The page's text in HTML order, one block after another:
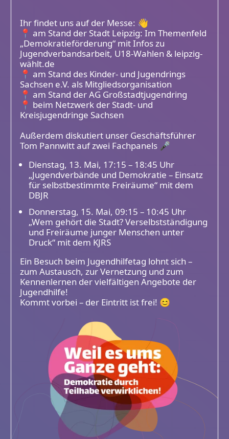
Ihr findet uns auf der Messe: 👋
📍 am Stand der Stadt Leipzig: Im Themenfeld
„Demokratieförderung“ mit Infos zu
Jugendverbandsarbeit, U18-Wahlen & leipzig-
wählt.de
📍 am Stand des Kinder- und Jugendrings
Sachsen e.V. als Mitgliedsorganisation
📍 am Stand der AG Großstadtjugendring
📍 beim Netzwerk der Stadt- und
Kreisjugendringe Sachsen
Außerdem diskutiert unser Geschäftsführer
Tom Pannwitt auf zwei Fachpanels 🎤
Dienstag, 13. Mai, 17:15 – 18:45 Uhr
„Jugendverbände und Demokratie – Einsatz
für selbstbestimmte Freiräume“ mit dem
DBJR
Donnerstag, 15. Mai, 09:15 – 10:45 Uhr
„Wem gehört die Stadt? Verselbstständigung
und Freiräume junger Menschen unter
Druck“ mit dem KJRS
Ein Besuch beim Jugendhilfetag lohnt sich –
zum Austausch, zur Vernetzung und zum
Kennenlernen der vielfältigen Angebote der
Jugendhilfe!
Kommt vorbei – der Eintritt ist frei! 😊